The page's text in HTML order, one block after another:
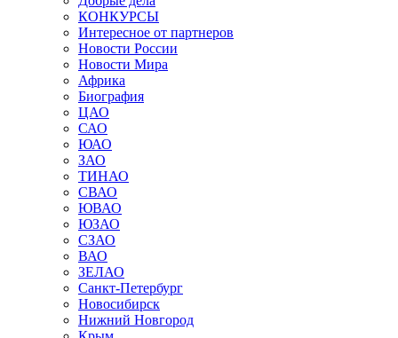
КОНКУРСЫ
Интересное от партнеров
Новости России
Новости Мира
Африка
Биография
ЦАО
САО
ЮАО
ЗАО
ТИНАО
СВАО
ЮВАО
ЮЗАО
СЗАО
ВАО
ЗЕЛАО
Санкт-Петербург
Новосибирск
Нижний Новгород